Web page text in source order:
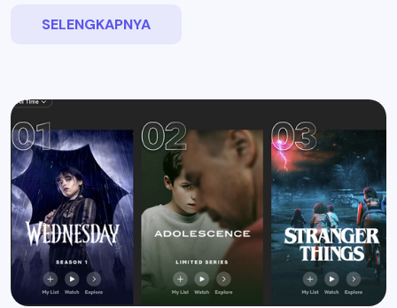
SELENGKAPNYA